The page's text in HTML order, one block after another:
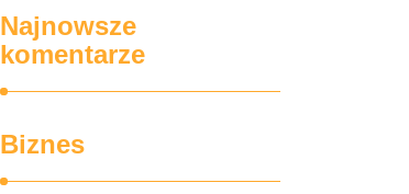
Najnowsze
komentarze
Biznes